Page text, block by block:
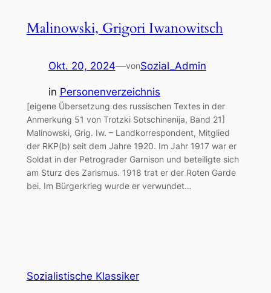
Malinowski, Grigori Iwanowitsch
Okt. 20, 2024—vonSozial_Admin
in Personenverzeichnis
[eigene Übersetzung des russischen Textes in der
Anmerkung 51 von Trotzki Sotschinenija, Band 21]
Malinowski, Grig. Iw. – Landkorrespondent, Mitglied
der RKP(b) seit dem Jahre 1920. Im Jahr 1917 war er
Soldat in der Petrograder Garnison und beteiligte sich
am Sturz des Zarismus. 1918 trat er der Roten Garde
bei. Im Bürgerkrieg wurde er verwundet…
Sozialistische Klassiker